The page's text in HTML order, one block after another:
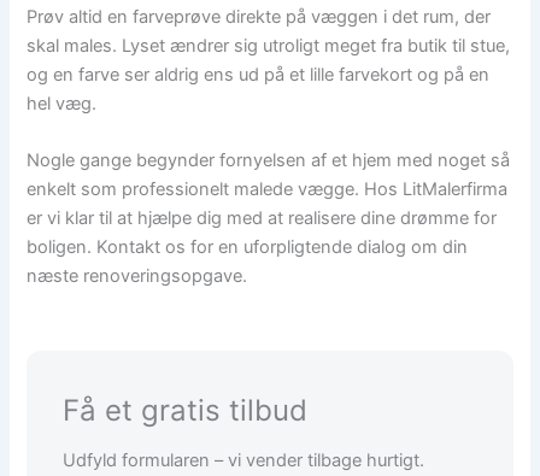
Prøv altid en farveprøve direkte på væggen i det rum, der
skal males. Lyset ændrer sig utroligt meget fra butik til stue,
og en farve ser aldrig ens ud på et lille farvekort og på en
hel væg.
Nogle gange begynder fornyelsen af et hjem med noget så
enkelt som professionelt malede vægge. Hos LitMalerfirma
er vi klar til at hjælpe dig med at realisere dine drømme for
boligen. Kontakt os for en uforpligtende dialog om din
næste renoveringsopgave.
Få et gratis tilbud
Udfyld formularen – vi vender tilbage hurtigt.